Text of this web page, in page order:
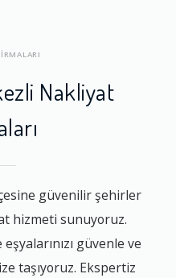
Nakliyat
güvenilir şehirler
hizmeti sunuyoruz.
güvenle ve
taşıyoruz. Ekspertiz